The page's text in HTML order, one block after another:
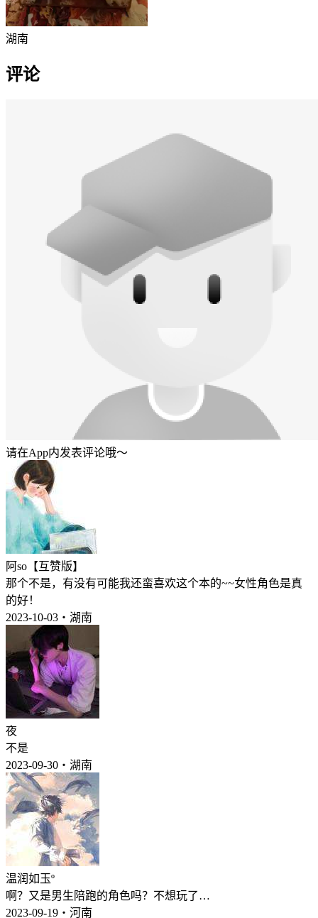
湖南
评论
请在App内发表评论哦～
阿so【互赞版】
那个不是，有没有可能我还蛮喜欢这个本的~~女性角色是真
的好！
2023-10-03・湖南
夜
不是
2023-09-30・湖南
温润如玉º
啊？又是男生陪跑的角色吗？不想玩了…
2023-09-19・河南